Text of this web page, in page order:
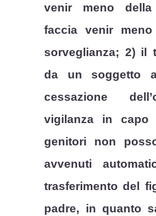
venir meno della
faccia venir
sorveglianza; 2) il
da un soggetto
cessazione
vigilanza in
genitori non
avvenuti
trasferimento del
padre, in quanto